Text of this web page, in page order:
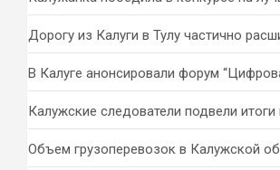
Дорогу из Калуги в Тулу частично
В Калуге анонсировали форум
Калужские следователи подвели
Объем грузоперевозок в Калужской